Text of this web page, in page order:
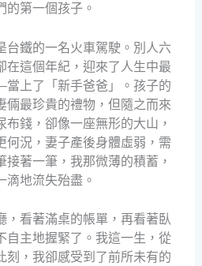
的第一個孩子。
台鐵的一名火車駕駛。別人六
在這個年紀，迎來了人生中最
上了「新手爸爸」。孩子的
倆最珍貴的禮物，但隨之而來
錢，卻像一座無形的大山，
何況，妻子產後身體虛弱，需
著一筆，我那微薄的積蓄，
滴地流失殆盡。
，看著滿桌的帳單，再看著臥
自主地握緊了。我這一生，從
刻，我卻感受到了前所未有的